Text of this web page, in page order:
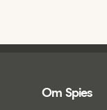
Om Spies